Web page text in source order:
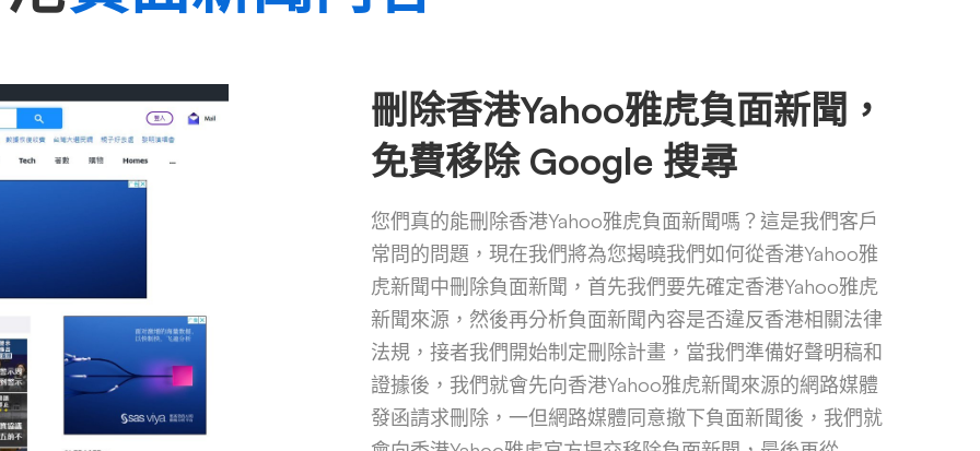
刪除香港Yahoo雅虎負面新聞，
免費移除 Google 搜尋
您們真的能刪除香港Yahoo雅虎負面新聞嗎？這是我們客戶
常問的問題，現在我們將為您揭曉我們如何從香港Yahoo雅
虎新聞中刪除負面新聞，首先我們要先確定香港Yahoo雅虎
新聞來源，然後再分析負面新聞內容是否違反香港相關法律
法規，接者我們開始制定刪除計畫，當我們準備好聲明稿和
證據後，我們就會先向香港Yahoo雅虎新聞來源的網路媒體
發函請求刪除，一但網路媒體同意撤下負面新聞後，我們就